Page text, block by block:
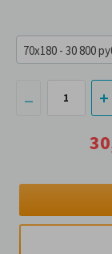
70x180 - 30 800